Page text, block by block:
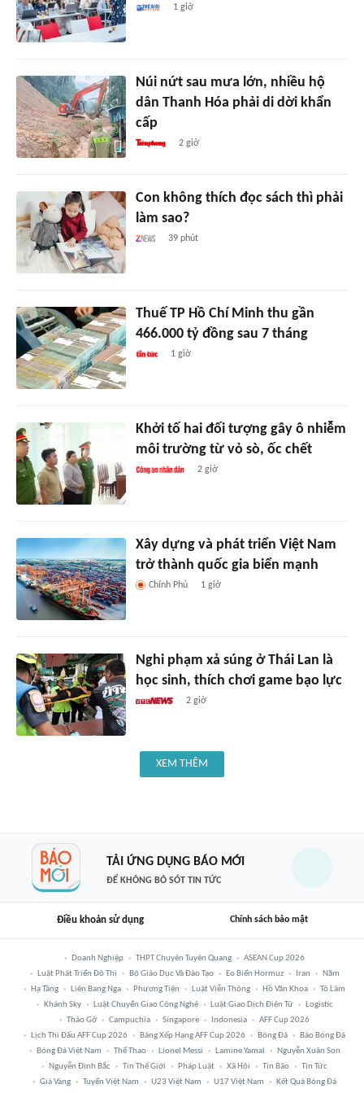
1 giờ
Núi nứt sau mưa lớn, nhiều hộ
dân Thanh Hóa phải di dời khẩn
cấp
2 giờ
Con không thích đọc sách thì phải
làm sao?
39 phút
Thuế TP Hồ Chí Minh thu gần
466.000 tỷ đồng sau 7 tháng
1 giờ
Khởi tố hai đối tượng gây ô nhiễm
môi trường từ vỏ sò, ốc chết
2 giờ
Xây dựng và phát triển Việt Nam
trở thành quốc gia biển mạnh
Chính Phủ 1 giờ
Nghi phạm xả súng ở Thái Lan là
học sinh, thích chơi game bạo lực
2 giờ
XEM THÊM
TẢI ỨNG DỤNG BÁO MỚI
ĐỂ KHÔNG BỎ SÓT TIN TỨC
Điều khoản sử dụng Chính sách bảo mật
Doanh Nghiệp THPT Chuyên Tuyên Quang
ASEAN Cup 2026
Luật Phát Triển Đô Thị
Bộ Giáo Dục Và Đào Tạo Eo Biển Hormuz Iran
Năm
Hạ Tầng
Liên Bang Nga Phương Tiện Luật Viễn Thông Hồ Văn Khoa
Tô Lâm
Khánh Sky
Luật Chuyển Giao Công Nghệ Luật Giao Dịch Điện Tử
Logistic
Tháo Gỡ
Campuchia Singapore Indonesia
AFF Cup 2026
Lịch Thi Đấu AFF Cup 2026
Bảng Xếp Hạng AFF Cup 2026 Bóng Đá
Báo Bóng Đá
Bóng Đá Việt Nam
Thể Thao Lionel Messi Lamine Yamal
Nguyễn Xuân Son
Nguyễn Đình Bắc
Tin Thế Giới Pháp Luật Xã Hội Tin Bão
Tin Tức
Giá Vàng
Tuyển Việt Nam U23 Việt Nam U17 Việt Nam
Kết Quả Bóng Đá